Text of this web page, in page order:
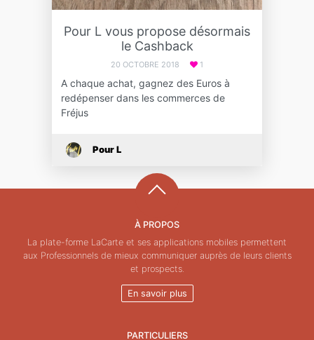
Pour L vous propose désormais
le Cashback
20 OCTOBRE 2018 1
A chaque achat, gagnez des Euros à
redépenser dans les commerces de
Fréjus
Pour L
À PROPOS
La plate-forme LaCarte et ses applications mobiles permettent
aux Professionnels de mieux communiquer auprès de leurs clients
et prospects.
En savoir plus
PARTICULIERS